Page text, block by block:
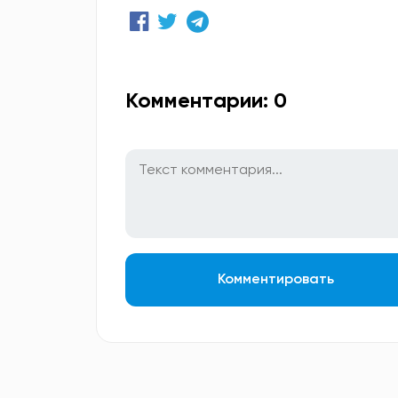
Комментарии: 0
Комментировать